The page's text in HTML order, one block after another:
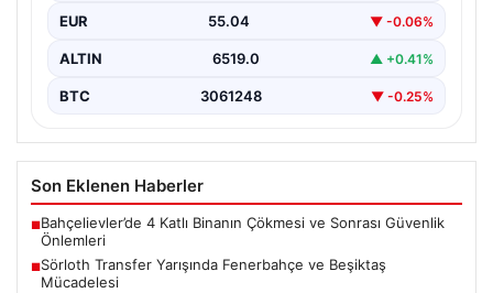
EUR 55.04 ▼ -0.06%
ALTIN 6519.0 ▲ +0.41%
BTC 3061248 ▼ -0.25%
Son Eklenen Haberler
■Bahçelievler’de 4 Katlı Binanın Çökmesi ve Sonrası Güvenlik
Önlemleri
■Sörloth Transfer Yarışında Fenerbahçe ve Beşiktaş
Mücadelesi